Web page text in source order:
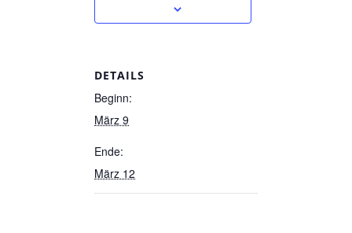
DETAILS
Beginn:
März 9
Ende:
März 12